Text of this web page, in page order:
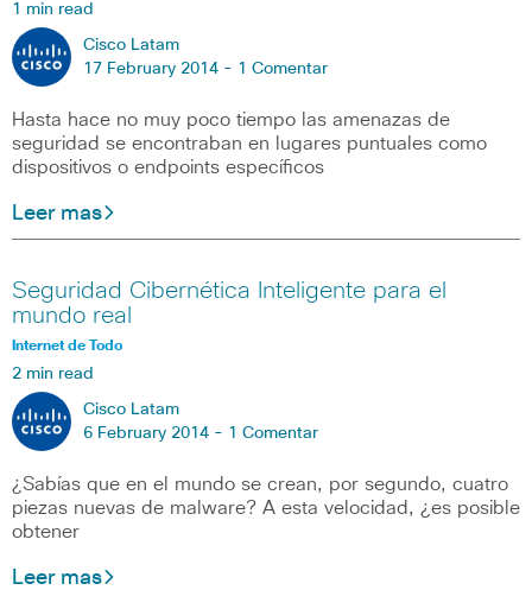
1 min read
Cisco Latam
17 February 2014 - 1 Comentar
Hasta hace no muy poco tiempo las amenazas de
seguridad se encontraban en lugares puntuales como
dispositivos o endpoints específicos
Leer mas
Seguridad Cibernética Inteligente para el
mundo real
Internet de Todo
2 min read
Cisco Latam
6 February 2014 - 1 Comentar
¿Sabías que en el mundo se crean, por segundo, cuatro
piezas nuevas de malware? A esta velocidad, ¿es posible
obtener
Leer mas